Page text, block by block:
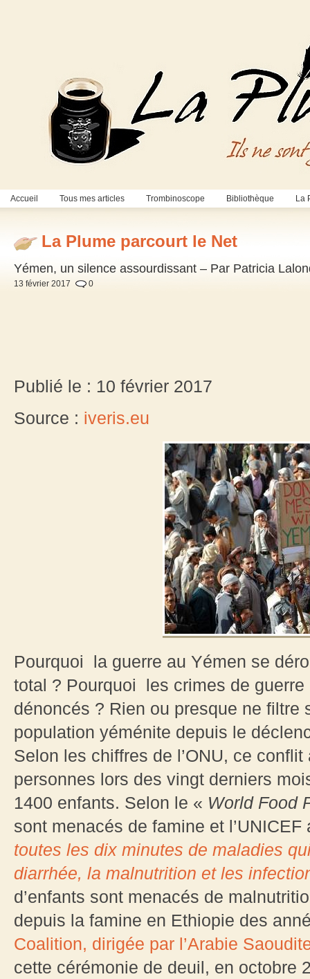
Accueil Tous mes articles Trombinoscope Bibliothèque La
La Plume parcourt le Net
Yémen, un silence assourdissant – Par Patricia
13 février 2017 0
Publié le : 10 février 2017
Source : iveris.eu
Pourquoi la guerre au Yémen se
total ? Pourquoi les crimes de
dénoncés ? Rien ou presque ne filtre
population yéménite depuis le
Selon les chiffres de l’ONU, ce
personnes lors des vingt derniers
1400 enfants. Selon le « World Food
sont menacés de famine et
toutes les dix minutes de maladies
diarrhée, la malnutrition et les
d’enfants sont menacés de
depuis la famine en Ethiopie des
Coalition, dirigée par l’Arabie
cette cérémonie de deuil, en octobre